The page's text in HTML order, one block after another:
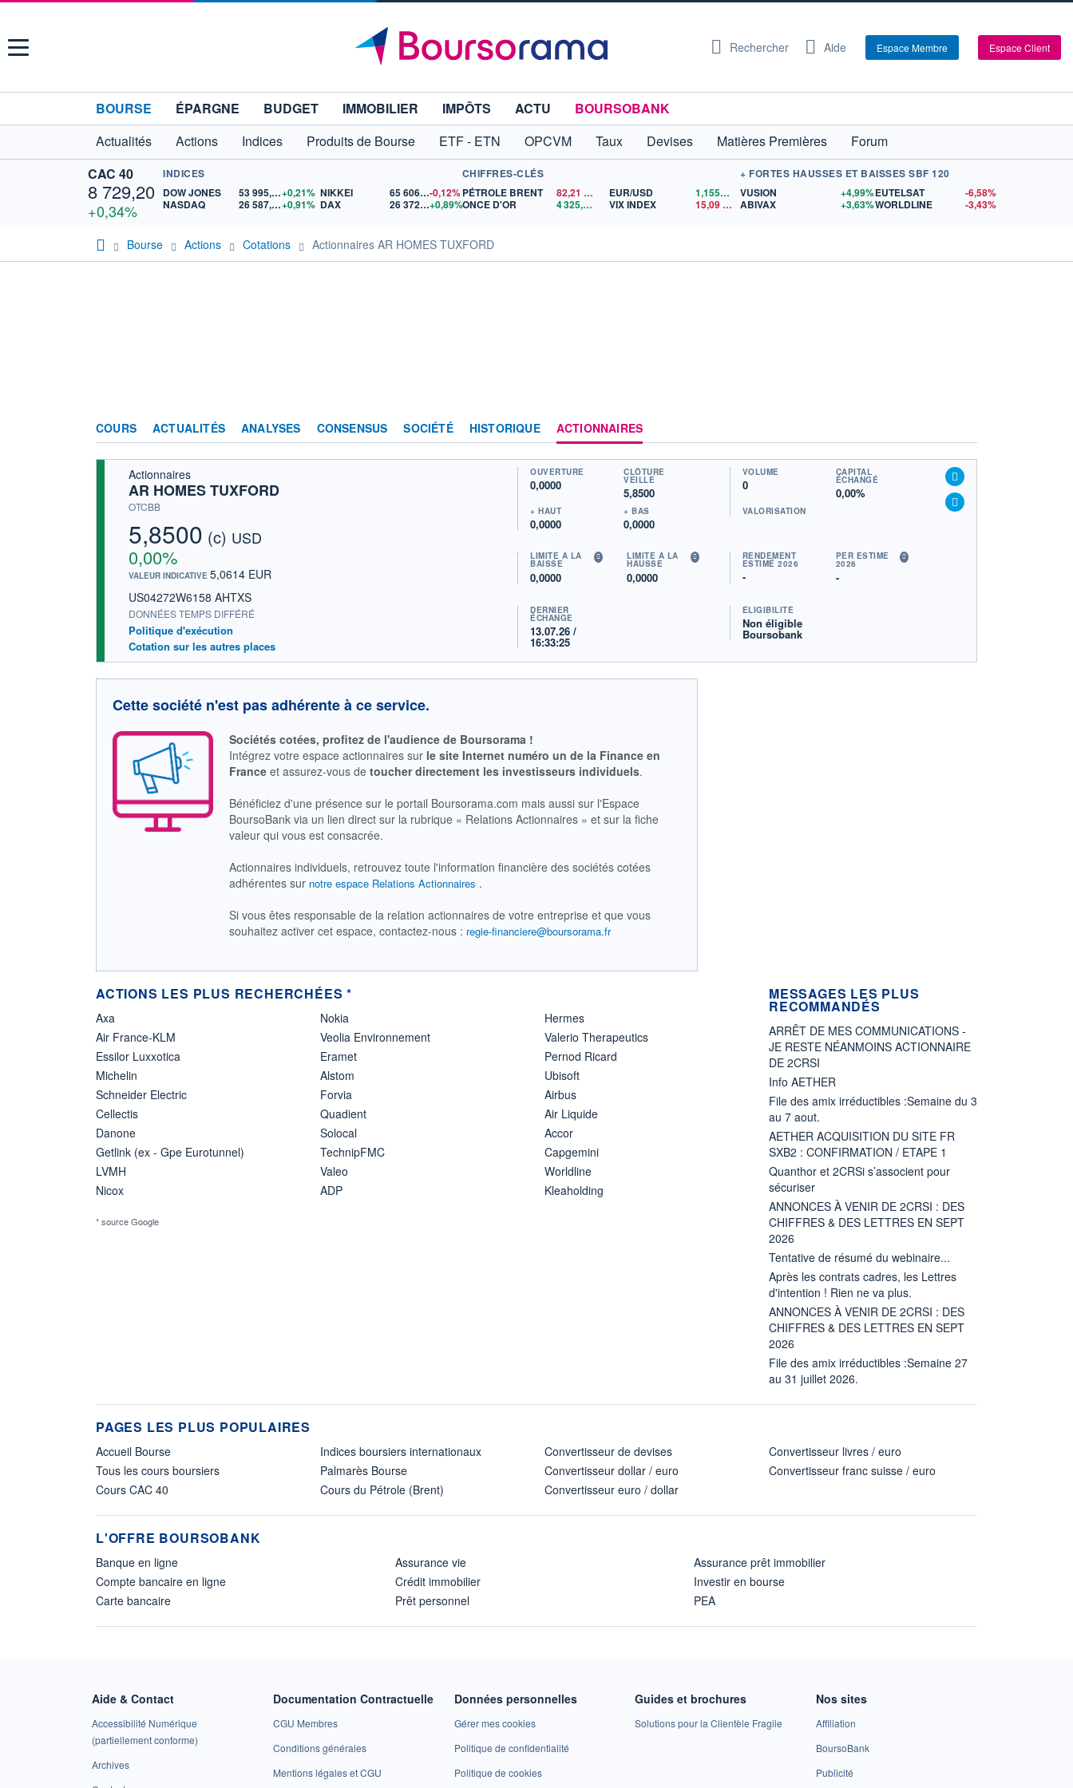
Menu Rechercher Aide Espace Membre Espace Client
BOURSE ÉPARGNE BUDGET IMMOBILIER IMPÔTS ACTU
BOURSOBANK
Actualités
Actions Indices Produits de Bourse ETF - ETN OPCVM Taux Devises Matières Premières
Forum
CAC 40
8 729,20
+0,34%
INDICES
DOW JONES
53 995,98+0,21%
NASDAQ
26 587,30+0,91%
NIKKEI 65 606,71-0,12%
DAX
26 372,65+0,89%
CHIFFRES-CLÉS
PÉTROLE BRENT
82,21
ONCE D'OR
4 325,02 $US
EUR/USD 1,1557$US
VIX INDEX
15,09$US
+ FORTES HAUSSES ET BAISSES SBF 120
VUSION
+4,99%
ABIVAX
+3,63%
EUTELSAT
-6,58%
WORLDLINE
-3,43%
Bourse Actions Cotations Actionnaires AR HOMES TUXFORD
COURS ACTUALITÉS ANALYSES CONSENSUS SOCIÉTÉ HISTORIQUE ACTIONNAIRES
Actionnaires
AR HOMES TUXFORD
OTCBB
5,8500 (c) USD
0,00%
VALEUR INDICATIVE 5,0614 EUR
US04272W6158 AHTXS
DONNÉES TEMPS DIFFÉRÉ
Politique d'exécution
Cotation sur les autres places
OUVERTURE
0,0000
CLÔTURE
VEILLE
5,8500
+ HAUT
0,0000
+ BAS
0,0000
VOLUME
0
CAPITAL
ÉCHANGÉ
0,00%
VALORISATION
LIMITE À LA
BAISSE
0,0000
LIMITE À LA
HAUSSE
0,0000
RENDEMENT
ESTIMÉ 2026
-
PER ESTIMÉ
2026
-
DERNIER
ÉCHANGE
13.07.26 /
16:33:25
ÉLIGIBILITÉ
Non éligible
Boursobank
Cette société n'est pas adhérente à ce service.
Sociétés cotées, profitez de l'audience de Boursorama !
Intégrez votre espace actionnaires sur le site Internet numéro un de la Finance en
France et assurez-vous detoucher directement les investisseurs individuels.
Bénéficiez d'une présence sur le portail Boursorama.com mais aussi sur l'Espace
BoursoBank via un lien direct sur la rubrique « Relations Actionnaires » et sur la fiche
valeur qui vous est consacrée.
Actionnaires individuels, retrouvez toute l'information financière des sociétés cotées
adhérentes sur notre espace Relations Actionnaires .
Si vous êtes responsable de la relation actionnaires de votre entreprise et que vous
souhaitez activer cet espace, contactez-nous : regie-financiere@boursorama.fr
ACTIONS LES PLUS RECHERCHÉES *
Axa
Air France-KLM
Essilor Luxxotica
Michelin
Schneider Electric
Cellectis
Danone
Getlink (ex - Gpe Eurotunnel)
LVMH
Nicox
Nokia
Veolia Environnement
Eramet
Alstom
Forvia
Quadient
Solocal
TechnipFMC
Valeo
ADP
Hermes
Valerio Therapeutics
Pernod Ricard
Ubisoft
Airbus
Air Liquide
Accor
Capgemini
Worldline
Kleaholding
* source Google
MESSAGES LES PLUS
RECOMMANDÉS
ARRÊT DE MES COMMUNICATIONS -
JE RESTE NÉANMOINS ACTIONNAIRE
DE 2CRSI
Info AETHER
File des amix irréductibles :Semaine du 3
au 7 aout.
AETHER ACQUISITION DU SITE FR
SXB2 : CONFIRMATION / ETAPE 1
Quanthor et 2CRSi s’associent pour
sécuriser
ANNONCES À VENIR DE 2CRSI : DES
CHIFFRES & DES LETTRES EN SEPT
2026
Tentative de résumé du webinaire...
Après les contrats cadres, les Lettres
d'intention ! Rien ne va plus.
ANNONCES À VENIR DE 2CRSI : DES
CHIFFRES & DES LETTRES EN SEPT
2026
File des amix irréductibles :Semaine 27
au 31 juillet 2026.
PAGES LES PLUS POPULAIRES
Accueil Bourse
Tous les cours boursiers
Cours CAC 40
Indices boursiers internationaux
Palmarès Bourse
Cours du Pétrole (Brent)
Convertisseur de devises
Convertisseur dollar / euro
Convertisseur euro / dollar
Convertisseur livres / euro
Convertisseur franc suisse / euro
L'OFFRE BOURSOBANK
Banque en ligne
Compte bancaire en ligne
Carte bancaire
Assurance vie
Crédit immobilier
Prêt personnel
Assurance prêt immobilier
Investir en bourse
PEA
Aide & Contact
Accessibilité Numérique
(partiellement conforme)
Archives
Documentation Contractuelle
CGU Membres
Conditions générales
Mentions légales et CGU
Données personnelles
Gérer mes cookies
Politique de confidentialité
Politique de cookies
Guides et brochures
Solutions pour la Clientèle Fragile
Nos sites
Affiliation
BoursoBank
Publicité